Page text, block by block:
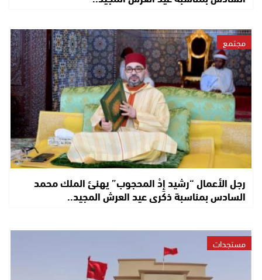
مجتمع
رجل الأعمال “رشيد إِدْ المحجوب” يهنئ الملك محمد
السادس بمناسبة ذكرى عيد العرش المجيد..
مستجدات